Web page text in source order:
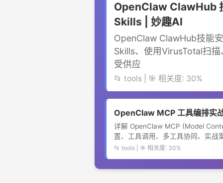
OpenClaw ClawHub
Skills | 妙趣AI
OpenClaw ClawHub技能
Skills、使用VirusTotal扫
受供应
📂 tools | 🎯 相关度: 30%
OpenClaw MCP 工具编排实
详解 OpenClaw MCP (Model
置、工具调用、多工具协同、实战
📂 tools | 🎯 相关度: 30%